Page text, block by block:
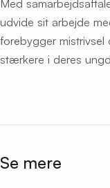
Med
udvide sit arbejde
forebygger mistrivsel
stærkere i deres
Se mere